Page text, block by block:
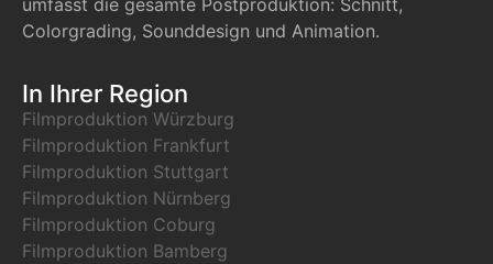
umfasst die gesamte Postproduktion: Schnitt,
Colorgrading, Sounddesign und Animation.
In Ihrer Region
Filmproduktion Würzburg
Filmproduktion Frankfurt
Filmproduktion Stuttgart
Filmproduktion Nürnberg
Filmproduktion Coburg
Filmproduktion Bamberg